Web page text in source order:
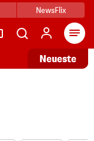
NewsFlix
Neueste